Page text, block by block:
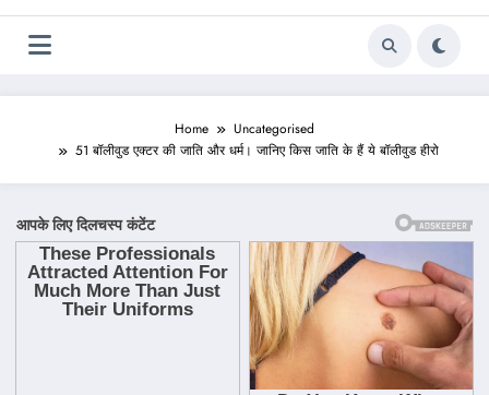
Home
Uncategorised
51 बॉलीवुड एक्टर की जाति और धर्म। जानिए किस जाति के हैं ये बॉलीवुड हीरो